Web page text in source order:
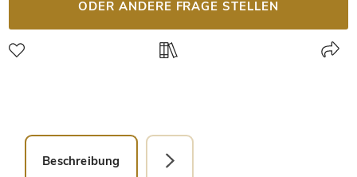
ODER ANDERE FRAGE STELLEN
Beschreibung Detailbild